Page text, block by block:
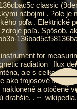
classic
nábojmi . Pole je
poľa . Elektrické
poľa. Spôsob,
for
radiation flux
ale s celkom
ako trojosové
a otočené
drahšie. . ~